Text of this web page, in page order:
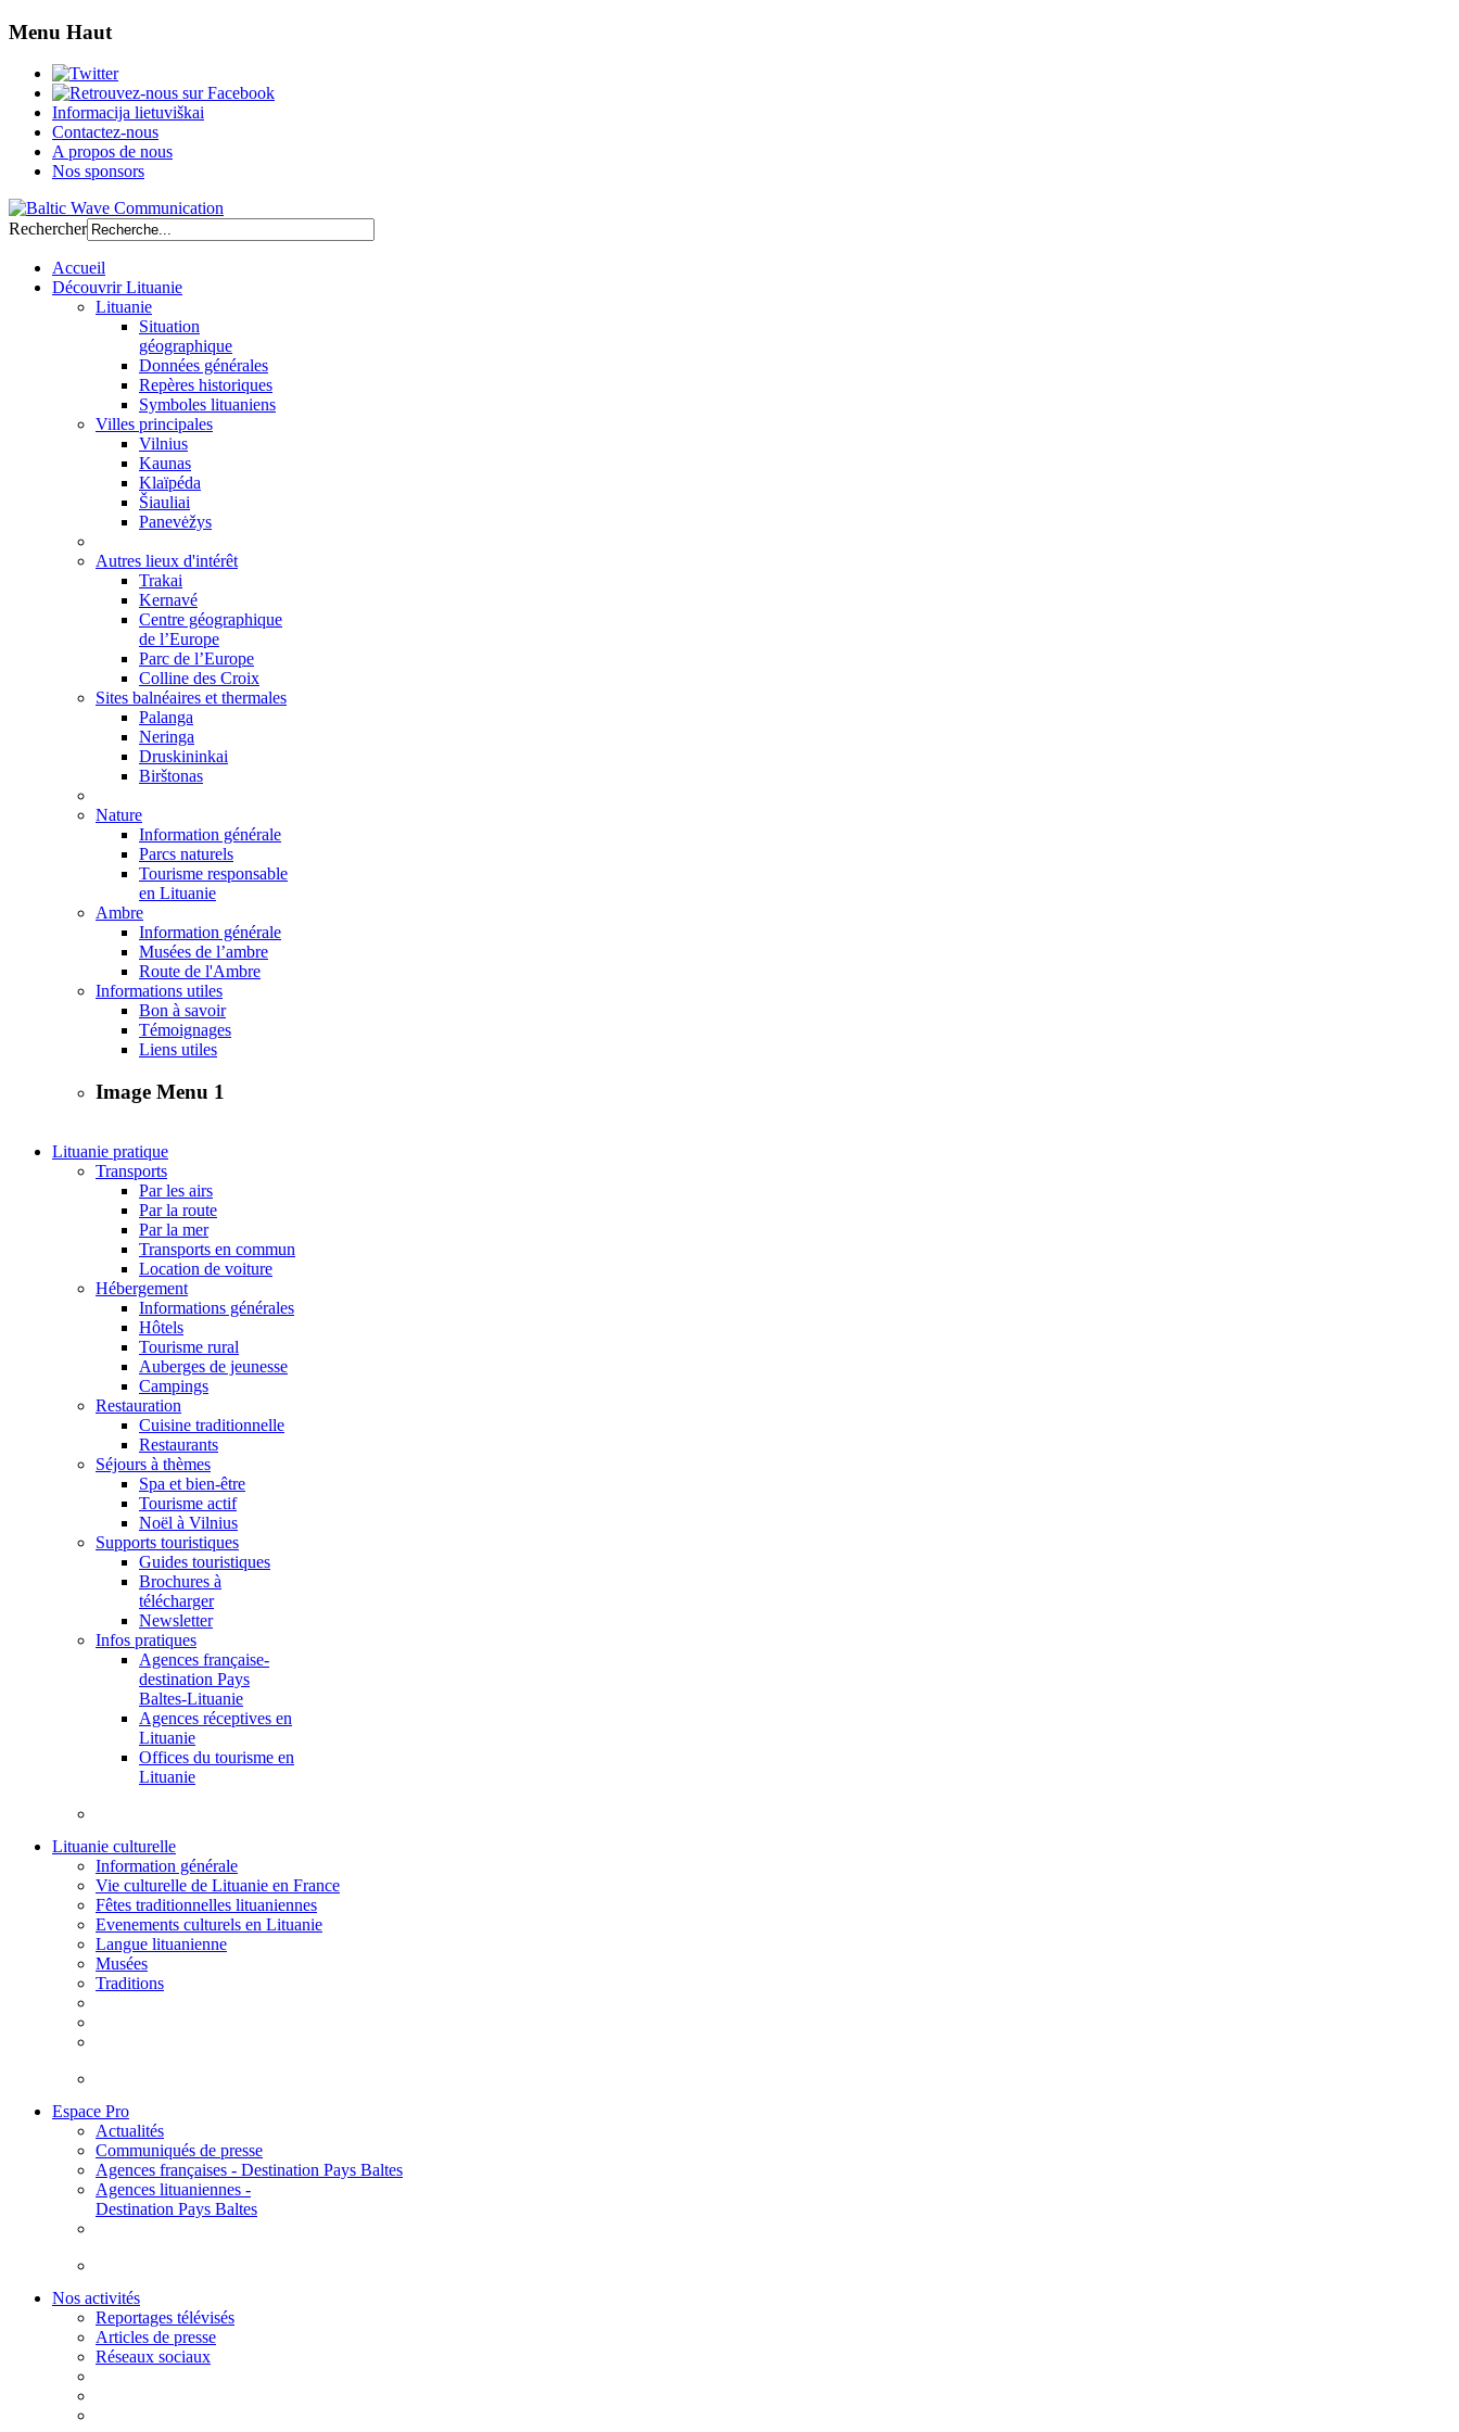
Menu Haut
Informacija lietuviškai
Contactez-nous
A propos de nous
Nos sponsors
Rechercher
Accueil
Découvrir Lituanie
Lituanie
Situation
géographique
Données générales
Repères historiques
Symboles lituaniens
Villes principales
Vilnius
Kaunas
Klaïpéda
Šiauliai
Panevėžys
Autres lieux d'intérêt
Trakai
Kernavé
Centre géographique
de l’Europe
Parc de l’Europe
Colline des Croix
Sites balnéaires et thermales
Palanga
Neringa
Druskininkai
Birštonas
Nature
Information générale
Parcs naturels
Tourisme responsable
en Lituanie
Ambre
Information générale
Musées de l’ambre
Route de l'Ambre
Informations utiles
Bon à savoir
Témoignages
Liens utiles
Image Menu 1
Lituanie pratique
Transports
Par les airs
Par la route
Par la mer
Transports en commun
Location de voiture
Hébergement
Informations générales
Hôtels
Tourisme rural
Auberges de jeunesse
Campings
Restauration
Cuisine traditionnelle
Restaurants
Séjours à thèmes
Spa et bien-être
Tourisme actif
Noël à Vilnius
Supports touristiques
Guides touristiques
Brochures à
télécharger
Newsletter
Infos pratiques
Agences française-
destination Pays
Baltes-Lituanie
Agences réceptives en
Lituanie
Offices du tourisme en
Lituanie
Lituanie culturelle
Information générale
Vie culturelle de Lituanie en France
Fêtes traditionnelles lituaniennes
Evenements culturels en Lituanie
Langue lituanienne
Musées
Traditions
Espace Pro
Actualités
Communiqués de presse
Agences françaises - Destination Pays Baltes
Agences lituaniennes -
Destination Pays Baltes
Nos activités
Reportages télévisés
Articles de presse
Réseaux sociaux